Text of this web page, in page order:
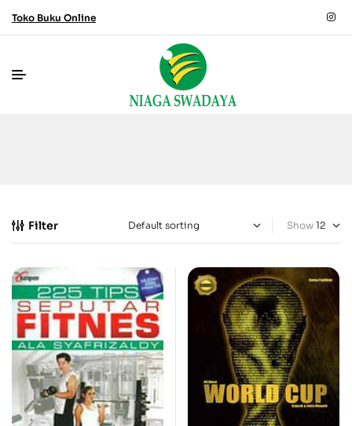
Toko Buku Online
Filter Show